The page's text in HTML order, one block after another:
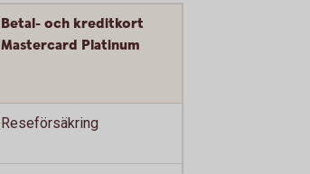
Betal- och kreditkort
Mastercard Platinum
Reseförsäkring